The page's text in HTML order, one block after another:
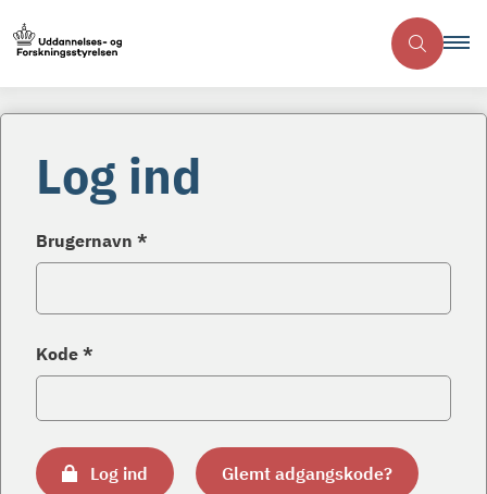
Log ind
Brugernavn *
Kode *
Log ind Glemt adgangskode?